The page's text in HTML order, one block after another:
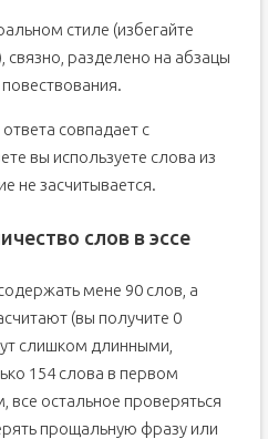
стиле (избегайте
разделено на абзацы
совпадает с
вы используете слова из
не засчитывается.
слов в эссе
мене 90 слов, а
(вы получите 0
слишком длинными,
154 слова в первом
все остальное проверяться
прощальную фразу или